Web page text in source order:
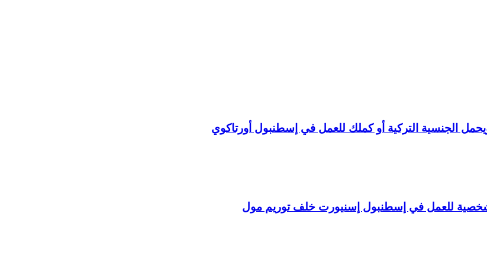
الجنسية التركية أو كملك للعمل في إسطنبول أورتاكوي
للعمل في إسطنبول إسنيورت خلف توريم مول